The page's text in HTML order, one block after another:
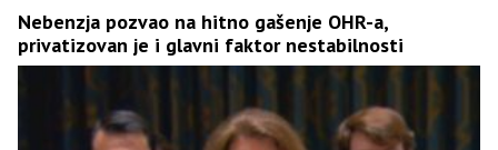
Nebenzja pozvao na hitno gašenje OHR-a,
privatizovan je i glavni faktor nestabilnosti